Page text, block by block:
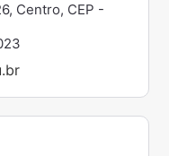
Centro, CEP -